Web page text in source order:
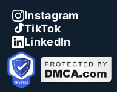
Instagram
TikTok
LinkedIn